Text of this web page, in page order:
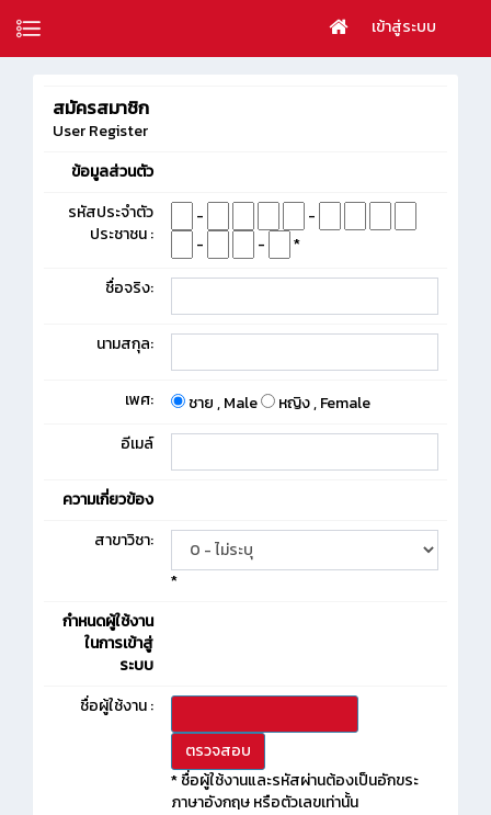
เข้าสู่ระบบ
สมัครสมาชิก
User Register
ข้อมูลส่วนตัว
รหัสประจำตัว
ประชาชน :
-
-
-
-
*
ชื่อจริง:
นามสกุล:
เพศ: ชาย , Male
หญิง , Female
อีเมล์
ความเกี่ยวข้อง
สาขาวิชา:
*
กำหนดผู้ใช้งาน
ในการเข้าสู่
ระบบ
ชื่อผู้ใช้งาน :
* ชื่อผู้ใช้งานและรหัสผ่านต้องเป็นอักขระ
ภาษาอังกฤษ หรือตัวเลขเท่านั้น